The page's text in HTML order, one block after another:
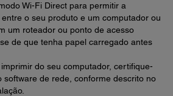
Wi-Fi Direct para permitir a
o seu produto e um computador ou
um roteador ou ponto de acesso
de que tenha papel carregado antes
do seu computador, certifique-
software de rede, conforme descrito no